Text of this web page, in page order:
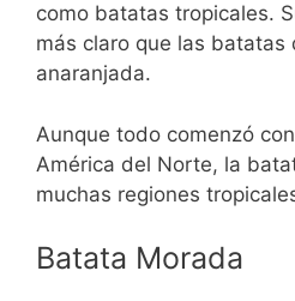
como batatas tropicales.
más claro que las batatas
anaranjada.
Aunque todo comenzó
América del Norte, la
muchas regiones
Batata Morada